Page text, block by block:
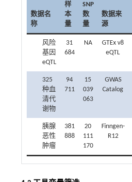
数据名
称
样
本
量
SNP
数
量
数据来
源
风险
基因
eQTL
31
684
NA
GTEx v8
eQTL
325
种血
清代
谢物
94
711
15
039
063
GWAS
Catalog
胰腺
恶性
肿瘤
381
888
20
111
170
Finngen-
R12